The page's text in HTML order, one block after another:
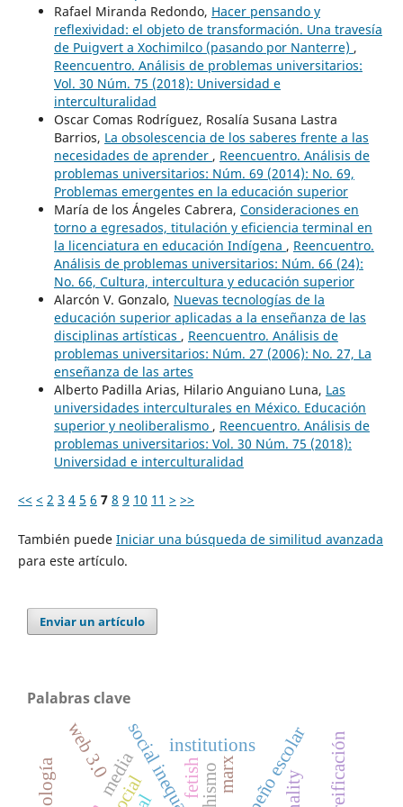
Rafael Miranda Redondo, Hacer pensando y
reflexividad: el objeto de transformación. Una travesía
de Puigvert a Xochimilco (pasando por Nanterre) ,
Reencuentro. Análisis de problemas universitarios:
Vol. 30 Núm. 75 (2018): Universidad e
interculturalidad
Oscar Comas Rodríguez, Rosalía Susana Lastra
Barrios, La obsolescencia de los saberes frente a las
necesidades de aprender , Reencuentro. Análisis de
problemas universitarios: Núm. 69 (2014): No. 69,
Problemas emergentes en la educación superior
María de los Ángeles Cabrera, Consideraciones en
torno a egresados, titulación y eficiencia terminal en
la licenciatura en educación Indígena , Reencuentro.
Análisis de problemas universitarios: Núm. 66 (24):
No. 66, Cultura, intercultura y educación superior
Alarcón V. Gonzalo, Nuevas tecnologías de la
educación superior aplicadas a la enseñanza de las
disciplinas artísticas , Reencuentro. Análisis de
problemas universitarios: Núm. 27 (2006): No. 27, La
enseñanza de las artes
Alberto Padilla Arias, Hilario Anguiano Luna, Las
universidades interculturales en México. Educación
superior y neoliberalismo , Reencuentro. Análisis de
problemas universitarios: Vol. 30 Núm. 75 (2018):
Universidad e interculturalidad
<< < 2 3 4 5 6 7 8 9 10 11 > >>
También puede Iniciar una búsqueda de similitud avanzada
para este artículo.
Enviar un artículo
Palabras clave
social inequalityinstitutions
fetish marx
media
web 3.0